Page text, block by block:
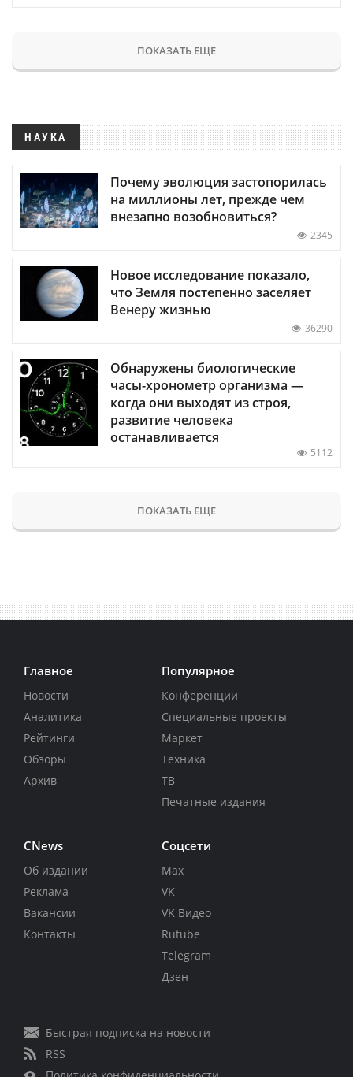
ПОКАЗАТЬ ЕЩЕ
НАУКА
Почему эволюция застопорилась
на миллионы лет, прежде чем
внезапно возобновиться?
2345
Новое исследование показало,
что Земля постепенно заселяет
Венеру жизнью
36290
Обнаружены биологические
часы-хронометр организма —
когда они выходят из строя,
развитие человека
останавливается
5112
ПОКАЗАТЬ ЕЩЕ
Главное
Новости
Аналитика
Рейтинги
Обзоры
Архив
Популярное
Конференции
Специальные проекты
Маркет
Техника
ТВ
Печатные издания
CNews
Об издании
Реклама
Вакансии
Контакты
Соцсети
Max
VK
VK Видео
Rutube
Telegram
Дзен
Быстрая подписка на новости
RSS